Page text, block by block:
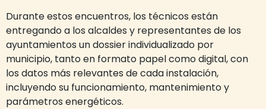
Durante estos encuentros, los técnicos están
entregando a los alcaldes y representantes de los
ayuntamientos un dossier individualizado por
municipio, tanto en formato papel como digital, con
los datos más relevantes de cada instalación,
incluyendo su funcionamiento, mantenimiento y
parámetros energéticos.